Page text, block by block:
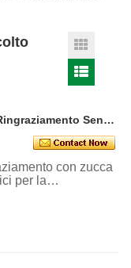
Corona di zucca del Ringraziamento Senmasine da 24 pollici con pigna glitterata bianca, segno di saluto, decorazioni autunnali
con zucca
per la